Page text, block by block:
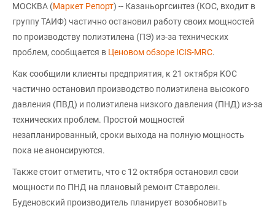
МОСКВА (Маркет Репорт) -- Казаньоргсинтез (КОС, входит в
группу ТАИФ) частично остановил работу своих мощностей
по производству полиэтилена (ПЭ) из-за технических
проблем, сообщается в Ценовом обзоре ICIS-MRC.
Как сообщили клиенты предприятия, к 21 октября КОС
частично остановил производство полиэтилена высокого
давления (ПВД) и полиэтилена низкого давления (ПНД) из-за
технических проблем. Простой мощностей
незапланированный, сроки выхода на полную мощность
пока не анонсируются.
Также стоит отметить, что с 12 октября остановил свои
мощности по ПНД на плановый ремонт Ставролен.
Буденовский производитель планирует возобновить